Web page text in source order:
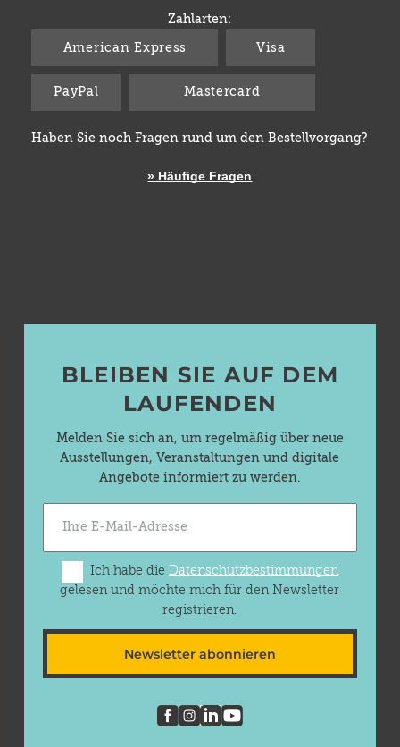
Zahlarten:
American Express Visa
PayPal Mastercard
Haben Sie noch Fragen rund um den Bestellvorgang?
» Häufige Fragen
BLEIBEN SIE AUF DEM
LAUFENDEN
Melden Sie sich an, um regelmäßig über neue
Ausstellungen, Veranstaltungen und digitale
Angebote informiert zu werden.
Ich habe dieDatenschutzbestimmungen
gelesen und möchte mich für den Newsletter
registrieren.
Newsletter abonnieren